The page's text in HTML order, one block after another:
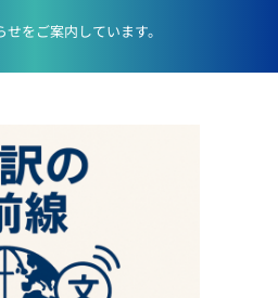
をご案内しています。